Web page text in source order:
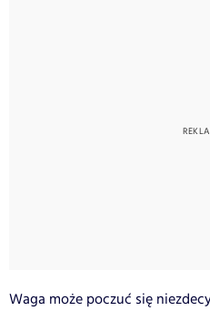
Waga może poczuć się